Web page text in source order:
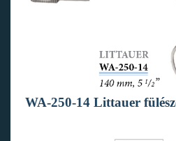
WA-250-14 Littauer